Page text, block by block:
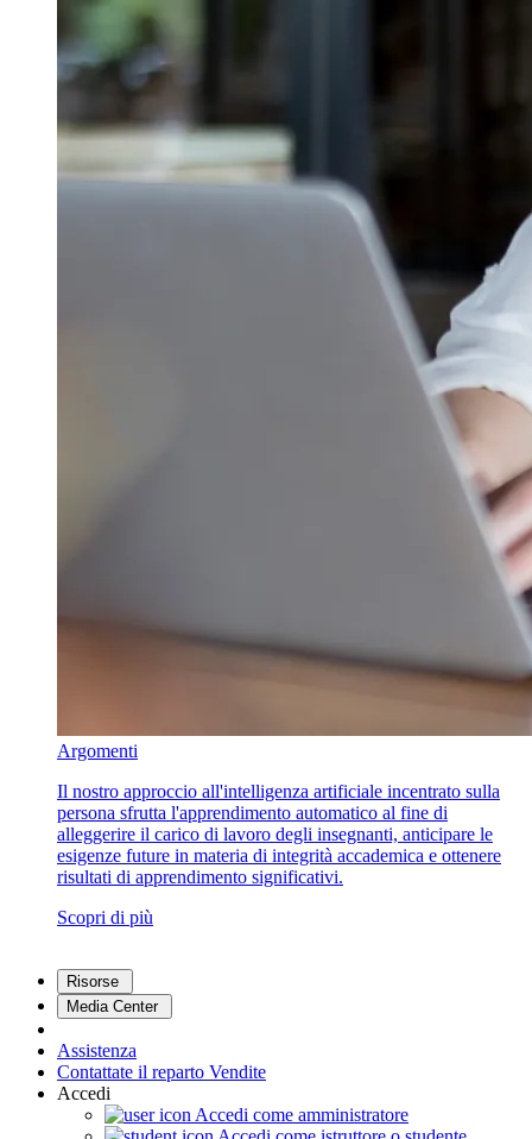
Argomenti
Il nostro approccio all'intelligenza artificiale incentrato sulla
persona sfrutta l'apprendimento automatico al fine di
alleggerire il carico di lavoro degli insegnanti, anticipare le
esigenze future in materia di integrità accademica e ottenere
risultati di apprendimento significativi.
Scopri di più
Risorse
Media Center
Assistenza
Contattate il reparto Vendite
Accedi
Accedi come amministratore